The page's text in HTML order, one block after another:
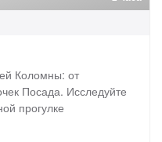
Коломны: от
Посада. Исследуйте
прогулке